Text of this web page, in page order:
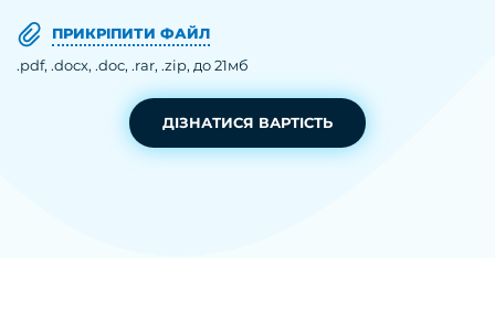
ПРИКРІПИТИ ФАЙЛ
.pdf, .docx, .doc, .rar, .zip, до 21мб
ДІЗНАТИСЯ ВАРТІСТЬ